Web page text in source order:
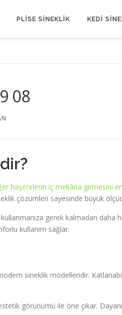
PLİSE SİNEKLİK KEDİ
08
haşerelerin iç mekâna girmesini
çözümleri sayesinde büyük
gerek kalmadan daha
kullanım sağlar.
sineklik modelleridir.
görünümü ile öne çıkar.